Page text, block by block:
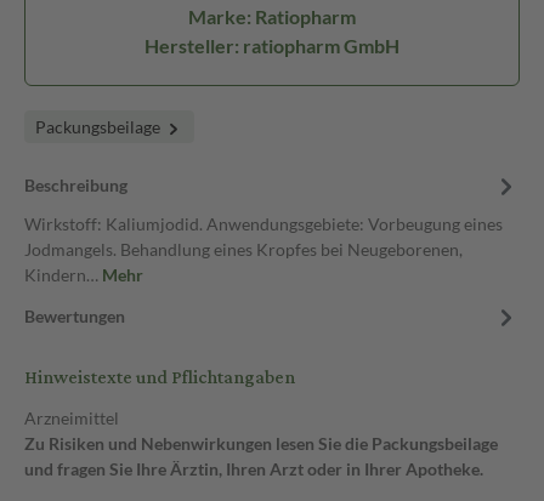
Marke: Ratiopharm
Hersteller: ratiopharm GmbH
Packungsbeilage
Beschreibung
Wirkstoff: Kaliumjodid. Anwendungsgebiete: Vorbeugung eines
Jodmangels. Behandlung eines Kropfes bei Neugeborenen,
Kindern… Mehr
Bewertungen
Hinweistexte und Pflichtangaben
Arzneimittel
Zu Risiken und Nebenwirkungen lesen Sie die Packungsbeilage
und fragen Sie Ihre Ärztin, Ihren Arzt oder in Ihrer Apotheke.